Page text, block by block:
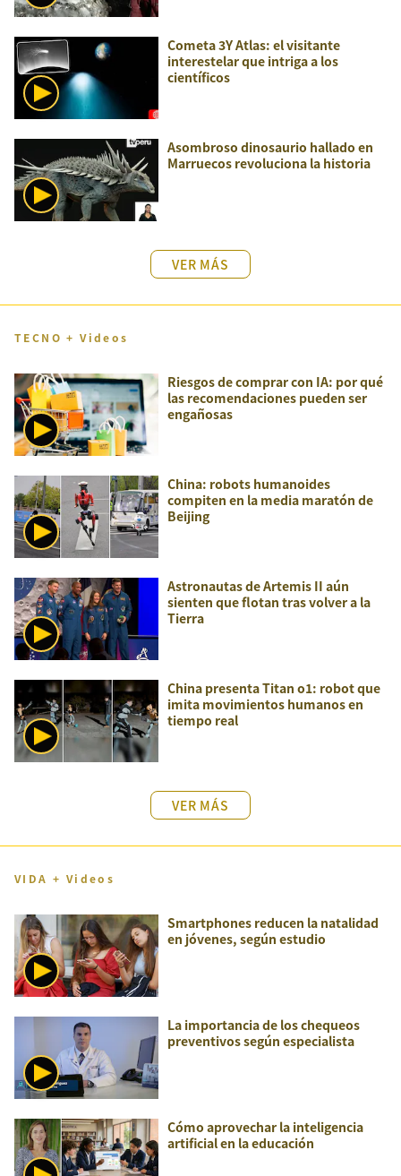
Cometa 3Y Atlas: el visitante
interestelar que intriga a los
científicos
Asombroso dinosaurio hallado en
Marruecos revoluciona la historia
VER MÁS
TECNO + Videos
Riesgos de comprar con IA: por qué
las recomendaciones pueden ser
engañosas
China: robots humanoides
compiten en la media maratón de
Beijing
Astronautas de Artemis II aún
sienten que flotan tras volver a la
Tierra
China presenta Titan o1: robot que
imita movimientos humanos en
tiempo real
VER MÁS
VIDA + Videos
Smartphones reducen la natalidad
en jóvenes, según estudio
La importancia de los chequeos
preventivos según especialista
Cómo aprovechar la inteligencia
artificial en la educación